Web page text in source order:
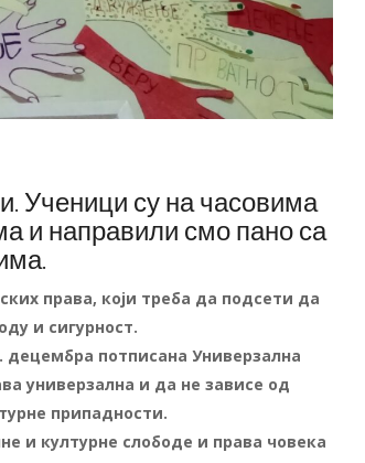
Ученици су на часовима
и направили смо пано са
права, који треба да подсети да
и сигурност.
децембра потписана Универзална
универзална и да не зависе од
припадности.
и културне слободе и права човека